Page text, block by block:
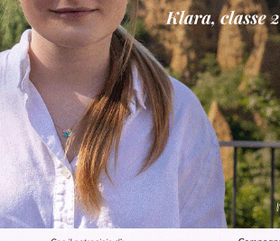
Un anno fa la strage in A1 in cui
Gianni, Giulia e Franco. Lo
processo, lo stop ai sorpassi fra
Cronaca 3 Agosto 2026
Scomparso da una struttura di
Fiorentino l’uomo che aveva
Levane nel 2020
Cronaca 5 Agosto 2026
Continuano le ricerche di Miah
Prefettura: “In caso di
il 112”